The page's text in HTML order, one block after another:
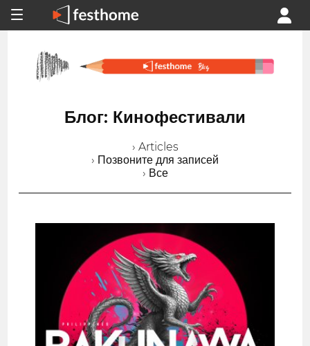
Блог: Кинофестивали
› Articles
› Позвоните для записей
› Все